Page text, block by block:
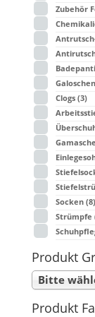
Zubehör
Galoschen
Clogs (3)
Socken (8)
Strümpfe
Produkt
Bitte
Produkt